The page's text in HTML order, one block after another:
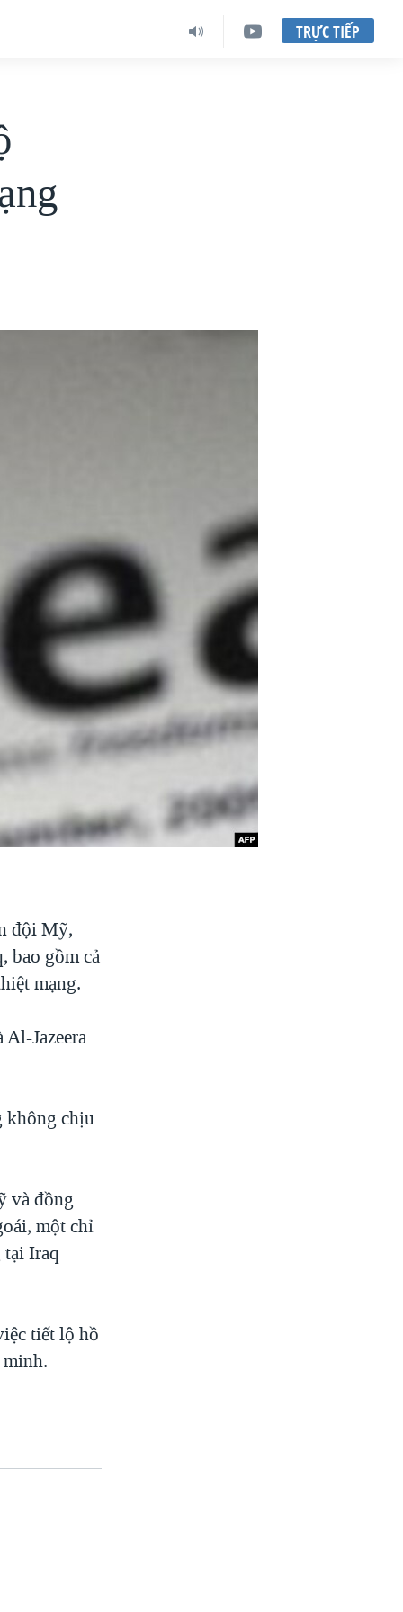
TRỰC TIẾP
đội Mỹ,
bao gồm cả
mạng.
Jazeera
không chịu
và đồng
một chỉ
Iraq
tiết lộ hồ